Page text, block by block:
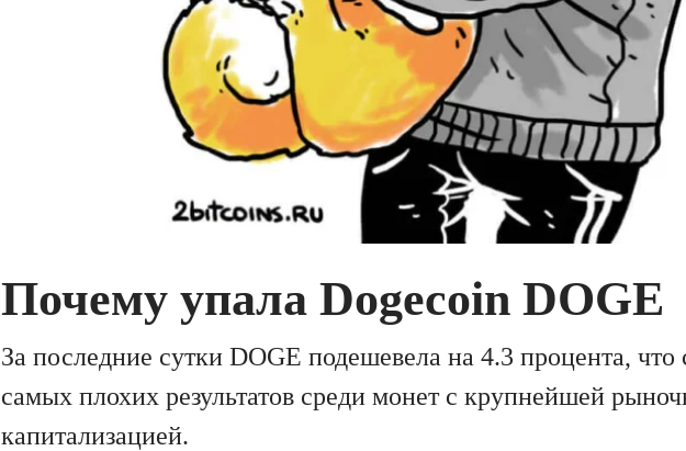
Почему упала Dogecoin DOGE
За последние сутки DOGE подешевела на 4.3 процента, что
самых плохих результатов среди монет с крупнейшей
капитализацией.